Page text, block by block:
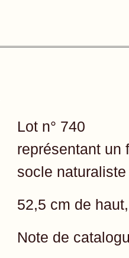
Lot n° 740
représentant un
socle
52,5 cm de
Note de